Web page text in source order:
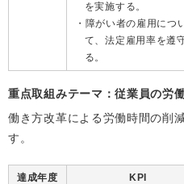
を実施する。
障がい者の雇用につ
て、法定雇用率を遵
る。
重点取組みテーマ：従業員の労
働き方改革による労働時間の削
す。
達成年度 KPI